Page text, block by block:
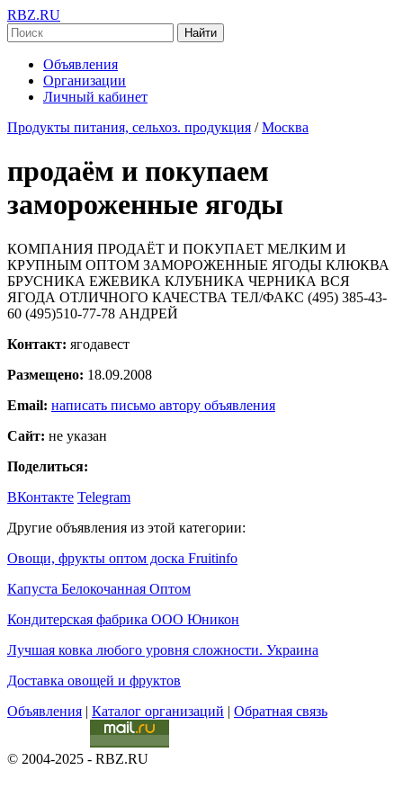
RBZ.RU
Найти
Объявления
Организации
Личный кабинет
Продукты питания, сельхоз. продукция / Москва
продаём и покупаем
замороженные ягоды
КОМПАНИЯ ПРОДАЁТ И ПОКУПАЕТ МЕЛКИМ И
КРУПНЫМ ОПТОМ ЗАМОРОЖЕННЫЕ ЯГОДЫ КЛЮКВА
БРУСНИКА ЕЖЕВИКА КЛУБНИКА ЧЕРНИКА ВСЯ
ЯГОДА ОТЛИЧНОГО КАЧЕСТВА ТЕЛ/ФАКС (495) 385-43-
60 (495)510-77-78 АНДРЕЙ
Контакт: ягодавест
Размещено: 18.09.2008
Email: написать письмо автору объявления
Сайт: не указан
Поделиться:
ВКонтакте Telegram
Другие объявления из этой категории:
Овощи, фрукты оптом доска Fruitinfo
Капуста Белокочанная Оптом
Кондитерская фабрика ООО Юникон
Лучшая ковка любого уровня сложности. Украина
Доставка овощей и фруктов
Объявления | Каталог организаций | Обратная связь
© 2004-2025 - RBZ.RU